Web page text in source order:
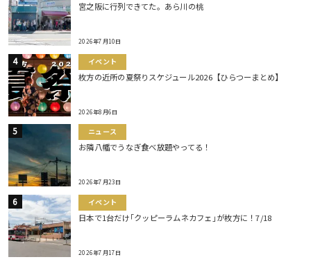
宮之阪に行列できてた。あら川の桃
2026年7月10日
イベント
枚方の近所の夏祭りスケジュール2026【ひらつーまとめ】
2026年8月6日
ニュース
お隣八幡でうなぎ食べ放題やってる！
2026年7月23日
イベント
日本で1台だけ｢クッピーラムネカフェ｣が枚方に！7/18
2026年7月17日